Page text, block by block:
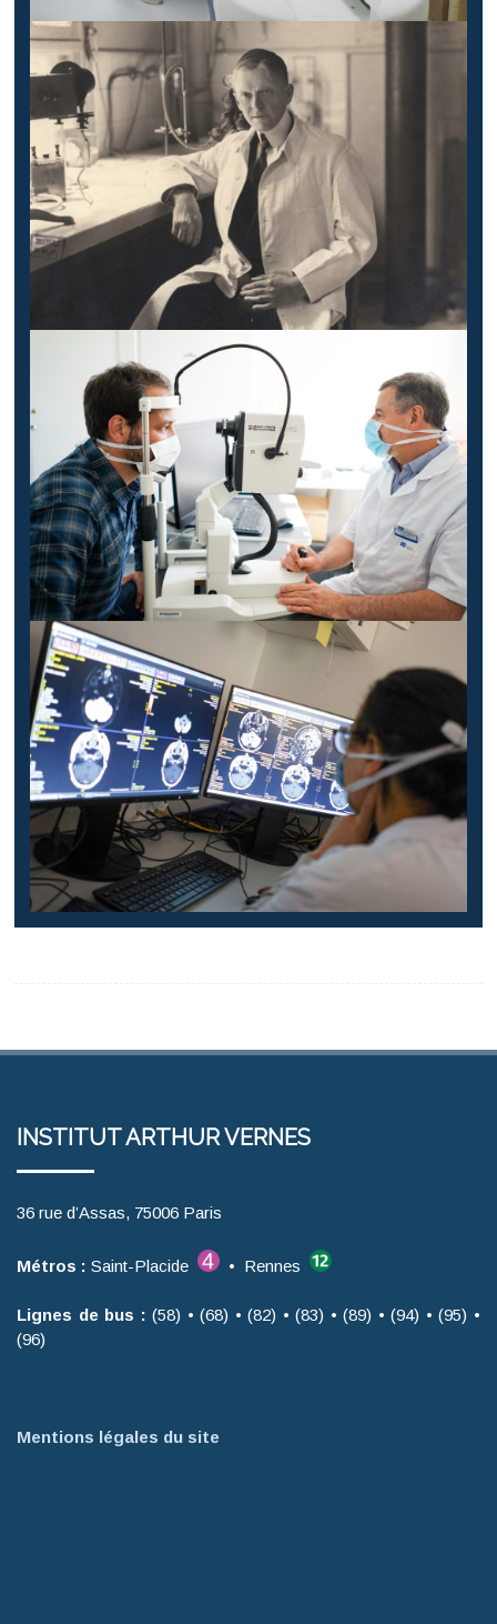
INSTITUT ARTHUR VERNES
36 rue d’Assas, 75006 Paris
Métros : Saint-Placide • Rennes
Lignes de bus : (58) • (68) • (82) • (83) • (89) • (94) • (95) •
(96)
Mentions légales du site